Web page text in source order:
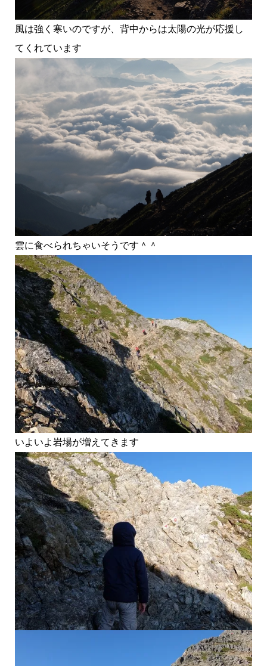
風は強く寒いのですが、背中からは太陽の光が応援し
てくれています
雲に食べられちゃいそうです＾＾
いよいよ岩場が増えてきます